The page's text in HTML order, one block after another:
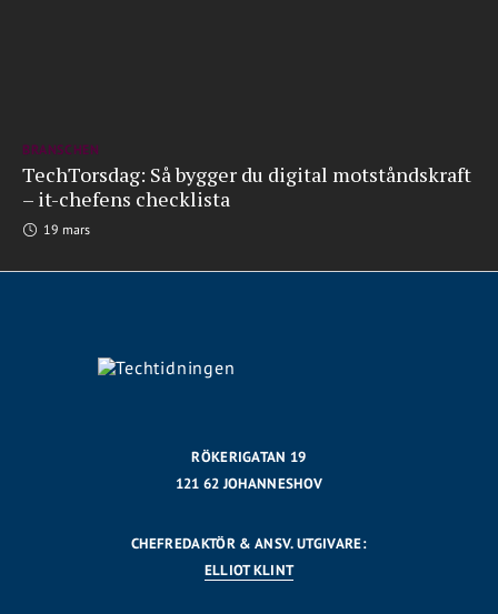
BRANSCHEN
TechTorsdag: Så bygger du digital motståndskraft
– it-chefens checklista
19 mars
RÖKERIGATAN 19
121 62 JOHANNESHOV
CHEFREDAKTÖR & ANSV. UTGIVARE:
ELLIOT KLINT